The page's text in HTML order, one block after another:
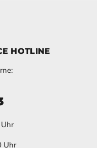
HOTLINE
Uhr